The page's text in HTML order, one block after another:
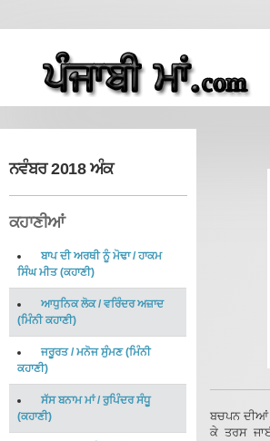
ਨਵੰਬਰ 2018 ਅੰਕ
ਕਹਾਣੀਆਂ
ਬਾਪ ਦੀ ਅਰਥੀ ਨੂੰ ਮੋਢਾ/ਹਾਕਮ
ਸਿੰਘ ਮੀਤ(ਕਹਾਣੀ)
ਆਧੁਨਿਕ ਲੋਕ/ ਵਰਿੰਦਰ ਅਜ਼ਾਦ
(ਮਿੰਨੀ ਕਹਾਣੀ)
ਜਰੂਰਤ/ਮਨੋਜ ਸੁੰਮਣ(ਮਿੰਨੀ
ਕਹਾਣੀ)
ਸੱਸ ਬਨਾਮ ਮਾਂ/ ਰੁਪਿੰਦਰ ਸੰਧੂ
(ਕਹਾਣੀ)
ਬਚਪਨ ਦੀਆਂ
ਕੇ ਤਰਸ